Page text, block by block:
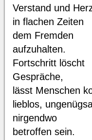
Verstand und
in flachen Zeiten
dem Fremden
aufzuhalten.
Fortschritt löscht
Gespräche,
lässt Menschen
lieblos,
nirgendwo
betroffen sein.